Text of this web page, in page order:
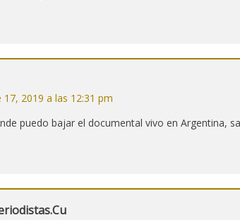
17, 2019 a las 12:31 pm
puedo bajar el documental vivo en Argentina,